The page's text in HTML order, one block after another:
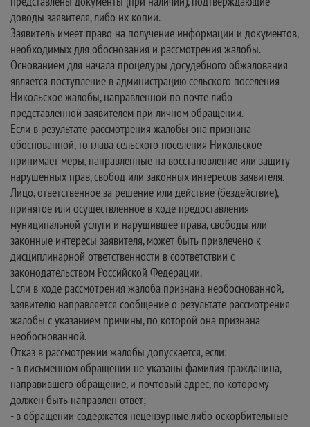
доводы заявителя, либо их копии.
Заявитель имеет право на получение информации и документов,
необходимых для обоснования и рассмотрения жалобы.
Основанием для начала процедуры досудебного обжалования
является поступление в администрацию сельского поселения
Никольское жалобы, направленной по почте либо
представленной заявителем при личном обращении.
Если в результате рассмотрения жалобы она признана
обоснованной, то глава сельского поселения Никольское
принимает меры, направленные на восстановление или защиту
нарушенных прав, свобод или законных интересов заявителя.
Лицо, ответственное за решение или действие (бездействие),
принятое или осуществленное в ходе предоставления
муниципальной услуги и нарушившее права, свободы или
законные интересы заявителя, может быть привлечено к
дисциплинарной ответственности в соответствии с
законодательством Российской Федерации.
Если в ходе рассмотрения жалоба признана необоснованной,
заявителю направляется сообщение о результате рассмотрения
жалобы с указанием причины, по которой она признана
необоснованной.
Отказ в рассмотрении жалобы допускается, если:
- в письменном обращении не указаны фамилия гражданина,
направившего обращение, и почтовый адрес, по которому
должен быть направлен ответ;
- в обращении содержатся нецензурные либо оскорбительные